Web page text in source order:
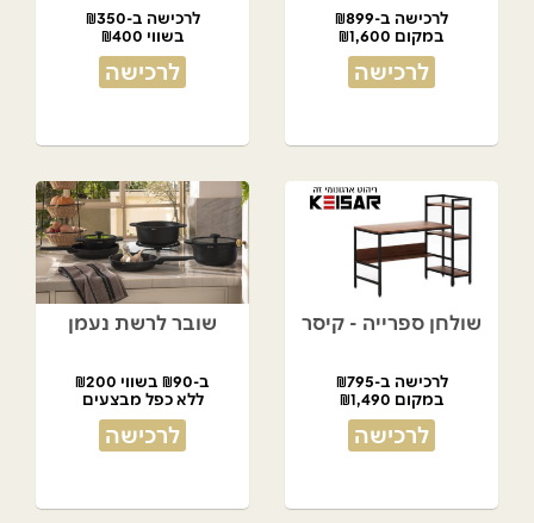
לרכישה ב-₪899
במקום ₪1,600
לרכישה
לרכישה ב-₪350
בשווי ₪400
לרכישה
שולחן ספרייה - קיסר
לרכישה ב-₪795
במקום ₪1,490
לרכישה
שובר לרשת נעמן
ב-₪90 בשווי ₪200
ללא כפל מבצעים
לרכישה